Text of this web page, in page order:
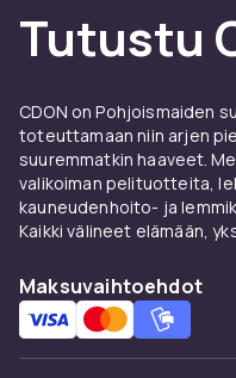
harrastus
adapterit ja flash-
manuaalin kera
pelit ovat
pelikokemuksen.
Tarkista valikoima
harvinaisia pelejä.
Tutustu
CDON on Pohjoismaiden
toteuttamaan niin arjen
suuremmatkin haaveet.
valikoiman pelituotteita,
kauneudenhoito- ja
Kaikki välineet elämään,
Maksuvaihtoehdot